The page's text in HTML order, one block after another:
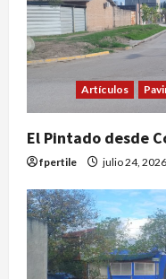
Artículos
El Pintado desde
fpertile julio 24, 2026